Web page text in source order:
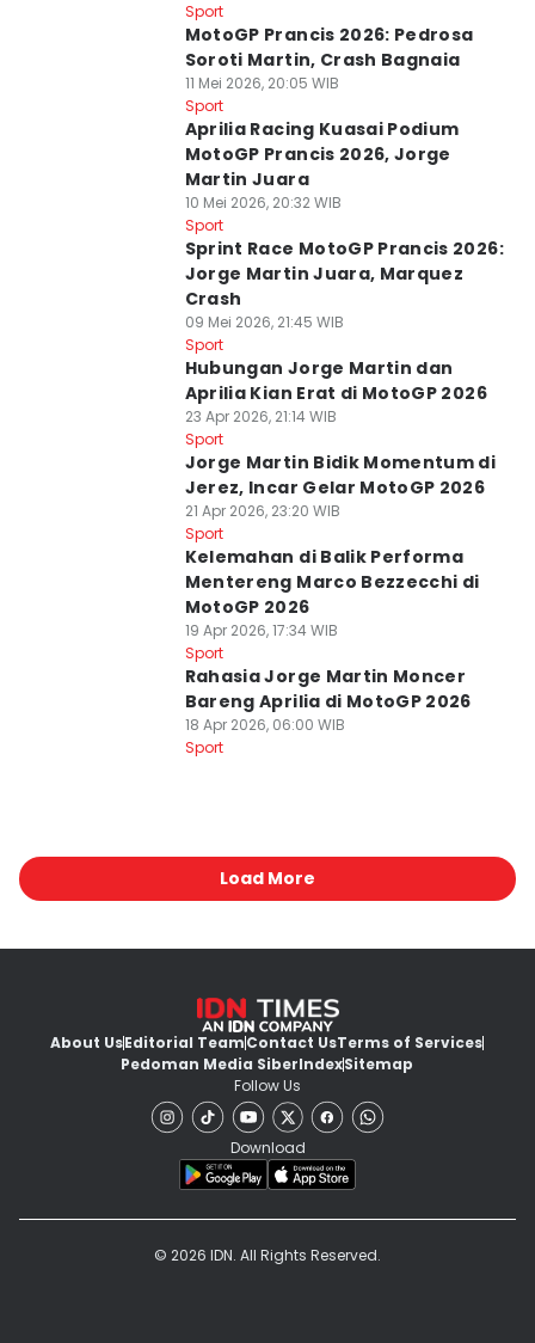
Sport
MotoGP Prancis 2026: Pedrosa
Soroti Martin, Crash Bagnaia
11 Mei 2026, 20:05 WIB
Sport
Aprilia Racing Kuasai Podium
MotoGP Prancis 2026, Jorge
Martin Juara
10 Mei 2026, 20:32 WIB
Sport
Sprint Race MotoGP Prancis 2026:
Jorge Martin Juara, Marquez
Crash
09 Mei 2026, 21:45 WIB
Sport
Hubungan Jorge Martin dan
Aprilia Kian Erat di MotoGP 2026
23 Apr 2026, 21:14 WIB
Sport
Jorge Martin Bidik Momentum di
Jerez, Incar Gelar MotoGP 2026
21 Apr 2026, 23:20 WIB
Sport
Kelemahan di Balik Performa
Mentereng Marco Bezzecchi di
MotoGP 2026
19 Apr 2026, 17:34 WIB
Sport
Rahasia Jorge Martin Moncer
Bareng Aprilia di MotoGP 2026
18 Apr 2026, 06:00 WIB
Sport
Load More
About UsEditorial TeamContact UsTerms of Services
Pedoman Media SiberIndexSitemap
Follow Us
Download
© 2026 IDN. All Rights Reserved.